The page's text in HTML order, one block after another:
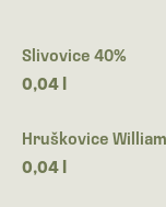
Slivovice 40%
0,04 l
Hruškovice
0,04 l